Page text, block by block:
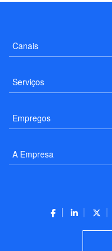
Canais
Serviços
Empregos
A Empresa